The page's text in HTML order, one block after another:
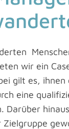
wir ein
gilt es, ihnen
eine
Darüber